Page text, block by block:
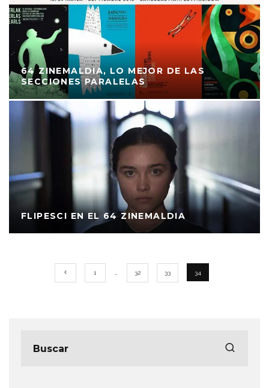
64 ZINEMALDIA, LO MEJOR DE LAS
SECCIONES PARALELAS
FLIPESCI EN EL 64 ZINEMALDIA
1 32 33 34